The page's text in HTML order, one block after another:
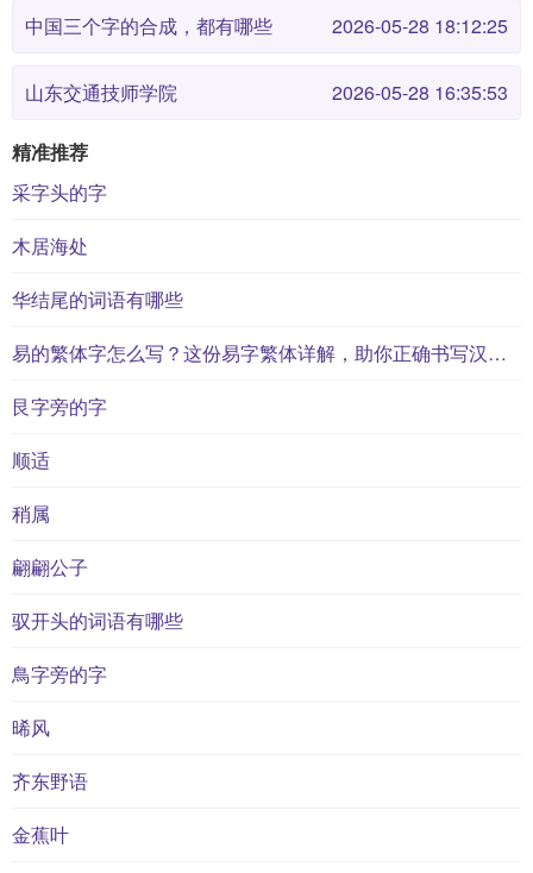
中国三个字的合成，都有哪些 2026-05-28 18:12:25
山东交通技师学院 2026-05-28 16:35:53
精准推荐
采字头的字
木居海处
华结尾的词语有哪些
易的繁体字怎么写？这份易字繁体详解，助你正确书写汉字_汉字繁体学习
艮字旁的字
顺适
稍属
翩翩公子
驭开头的词语有哪些
鳥字旁的字
晞风
齐东野语
金蕉叶